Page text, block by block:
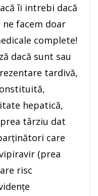
îi intrebi dacă
facem doar
complete!
dacă sunt sau
tardivă,
hepatică,
târziu dat
care
(prea
risc